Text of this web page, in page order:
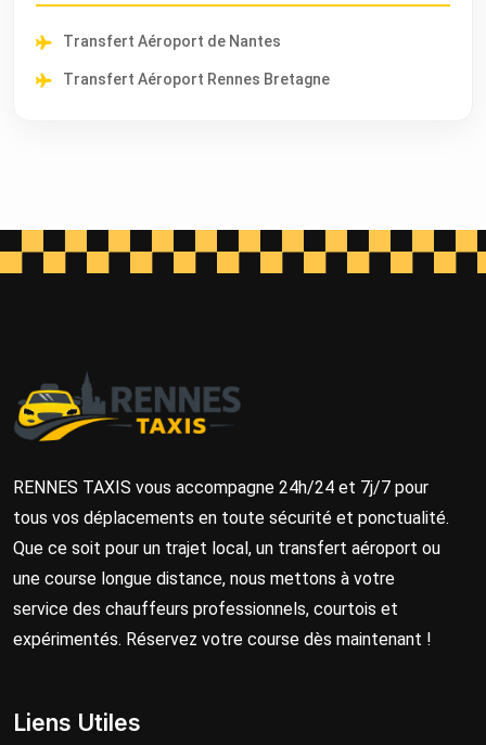
Transfert Aéroport de Nantes
Transfert Aéroport Rennes Bretagne
RENNES TAXIS vous accompagne 24h/24 et 7j/7 pour
tous vos déplacements en toute sécurité et ponctualité.
Que ce soit pour un trajet local, un transfert aéroport ou
une course longue distance, nous mettons à votre
service des chauffeurs professionnels, courtois et
expérimentés. Réservez votre course dès maintenant !
Liens Utiles